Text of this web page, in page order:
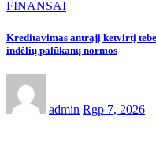
FINANSAI
Kreditavimas antrąjį ketvirtį
indėlių palūkanų normos
admin Rgp 7, 2026